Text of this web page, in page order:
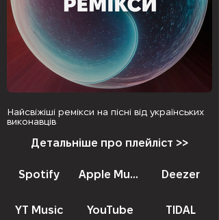
Найсвіжіші ремікси на пісні від українських
виконавців
Детальніше про плейліст >>
Spotify Apple Music Deezer
YT Music YouTube TIDAL